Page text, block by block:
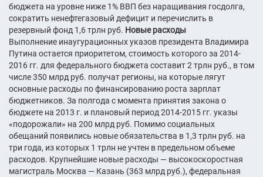
бюджета на уровне ниже 1% ВВП без наращивания госдолга,
сократить ненефтегазовый дефицит и перечислить в
резервный фонд 1,6 трлн руб. Новые расходы
Выполнение инаугурационных указов президента Владимира
Путина остается приоритетом, стоимость которого за 2014-
2016 гг. для федерального бюджета составит 2 трлн руб., в том
числе 350 млрд руб. получат регионы, на которые лягут
основные расходы по финансированию роста зарплат
бюджетников. За полгода с момента принятия закона о
бюджете на 2013 г. и плановый период 2014-2015 гг. указы
«подорожали» на 200 млрд руб. Помимо социальных
обещаний появились новые обязательства в 1,3 трлн руб. на
три года, из которых 1 трлн не учтен в предельном объеме
расходов. Крупнейшие новые расходы — высокоскоростная
магистраль Москва — Казань (363 млрд руб.), федеральная